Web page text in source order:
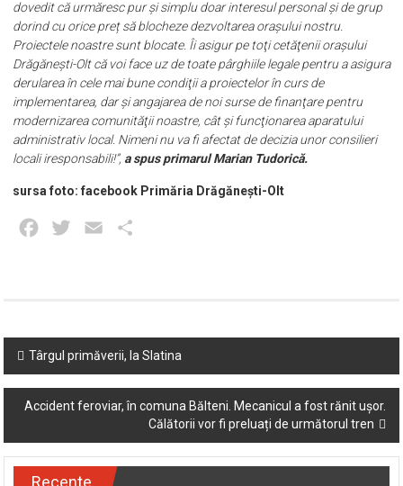
dovedit că urmăresc pur şi simplu doar interesul personal şi de grup
dorind cu orice preț să blocheze dezvoltarea orașului nostru.
Proiectele noastre sunt blocate. Îi asigur pe toţi cetăţenii oraşului
Drăgăneşti-Olt că voi face uz de toate pârghiile legale pentru a asigura
derularea în cele mai bune condiţii a proiectelor în curs de
implementarea, dar şi angajarea de noi surse de finanţare pentru
modernizarea comunităţii noastre, cât şi funcţionarea aparatului
administrativ local. Nimeni nu va fi afectat de decizia unor consilieri
locali iresponsabili!”, a spus primarul Marian Tudorică.
sursa foto: facebook Primăria Drăgănești-Olt
Facebook
Twitter Email
Post
navigation
Târgul primăverii, la Slatina
Accident feroviar, în comuna Bălteni. Mecanicul a fost rănit ușor.
Călătorii vor fi preluați de următorul tren
Recente